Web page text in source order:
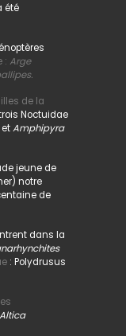
été
: Arge
de la
Noctuidae
Amphipyra
jeune de
notre
de
dans la
: Polydrusus
Altica